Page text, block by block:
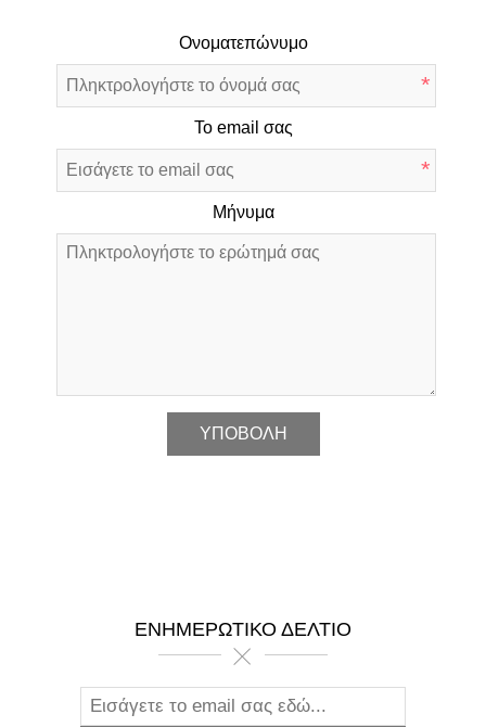
Ονοματεπώνυμο
*
Το email σας
*
Μήνυμα
ΕΝΗΜΕΡΩΤΙΚΌ ΔΕΛΤΊΟ